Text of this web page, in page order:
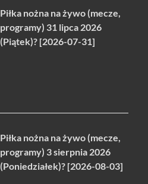
Piłka nożna na żywo (mecze,
programy) 31 lipca 2026
(Piątek)? [2026-07-31]
Piłka nożna na żywo (mecze,
programy) 3 sierpnia 2026
(Poniedziałek)? [2026-08-03]